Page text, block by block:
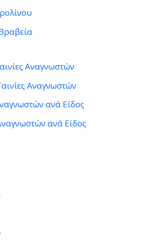
Αναγνωστών
Αναγνωστών
ανά Είδος
ανά Είδος